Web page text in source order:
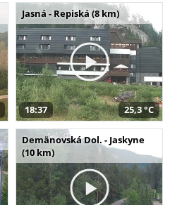
Jasná - Repiská (8 km)
18:37 25,3 °C
Demänovská Dol. - Jaskyne
(10 km)